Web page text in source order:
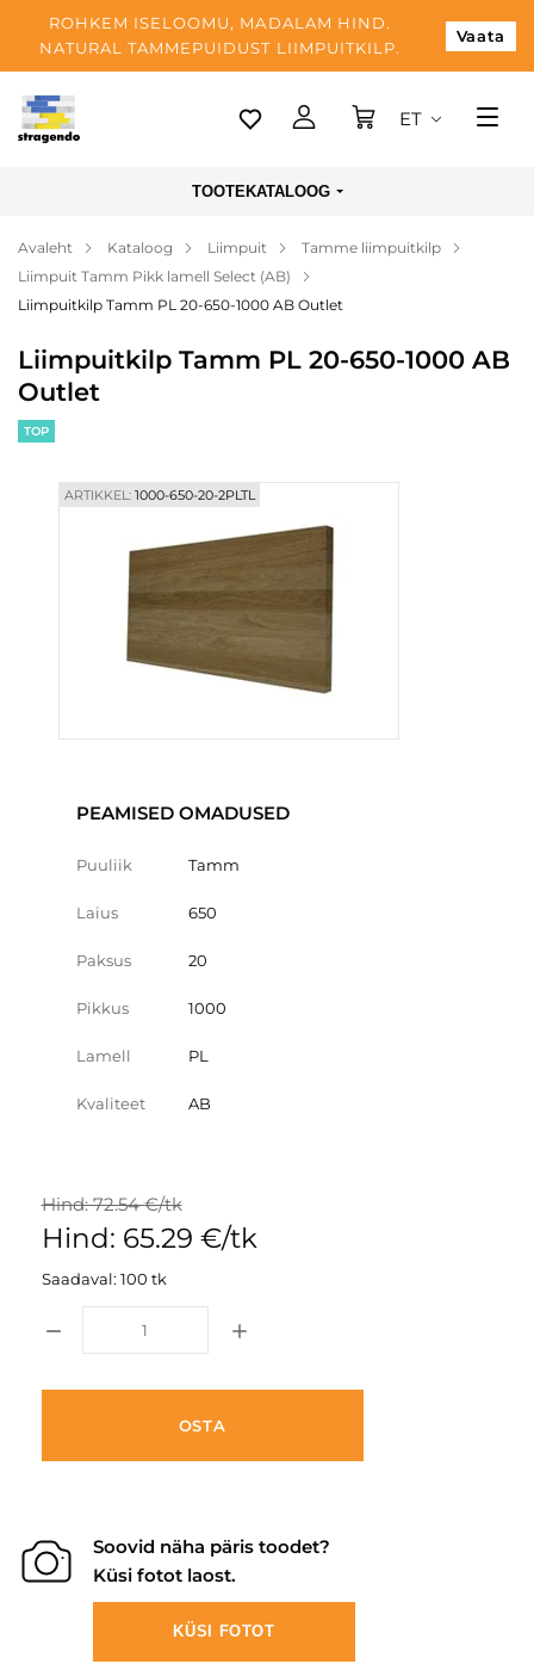
ROHKEM ISELOOMU, MADALAM HIND.
NATURAL TAMMEPUIDUST LIIMPUITKILP.
Vaata
Tallinn
Makse
Meist
Kontaktid
ET
TOOTEKATALOOG
Avaleht Kataloog Liimpuit
Tamme liimpuitkilp
Liimpuit Tamm Pikk lamell Select (AB)
Liimpuitkilp Tamm PL 20-650-1000 AB Outlet
Liimpuitkilp Tamm PL 20-650-1000 AB
Outlet
TOP
ARTIKKEL:1000-650-20-2PLTL
PEAMISED OMADUSED
Puuliik Tamm
Laius 650
Paksus 20
Pikkus 1000
Lamell PL
Kvaliteet AB
Hind: 72.54 €/tk
Hind: 65.29 €/tk
Saadaval: 100 tk
OSTA
Soovid näha päris toodet?
Küsi fotot laost.
KÜSI FOTOT